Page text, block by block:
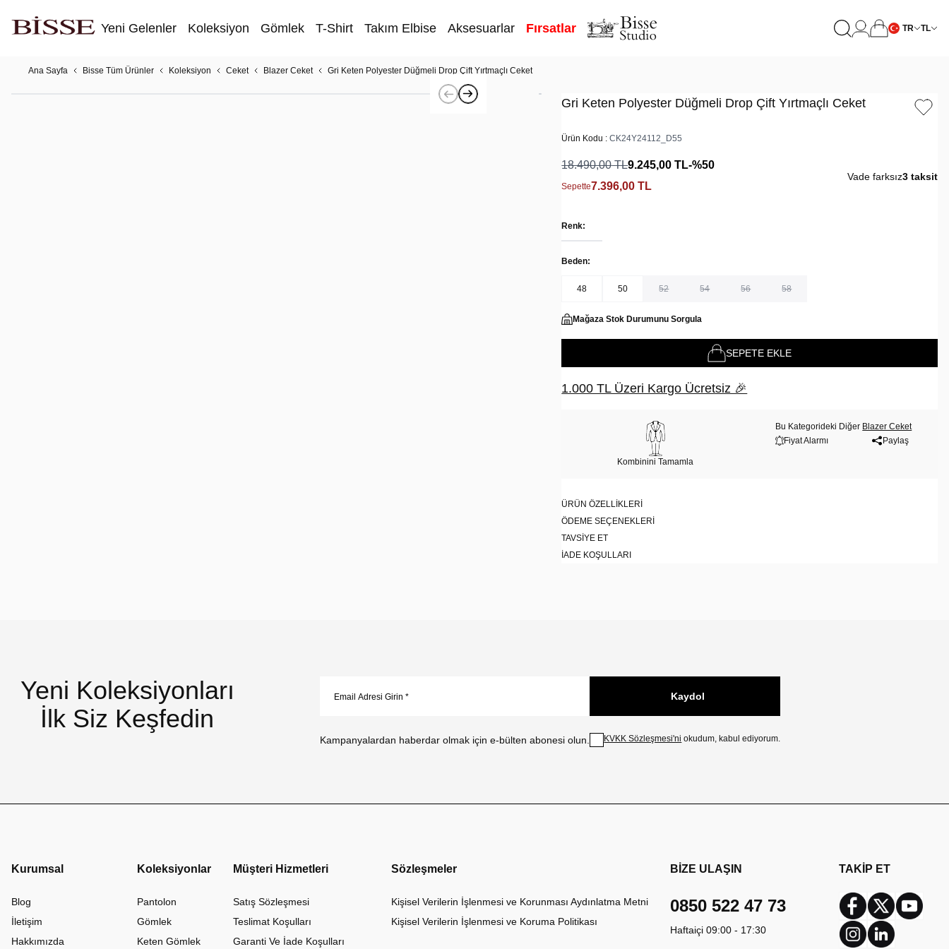
Yeni Gelenler Koleksiyon Gömlek T-Shirt Takım Elbise Aksesuarlar Fırsatlar TR TL
Ana Sayfa Bisse Tüm Ürünler Koleksiyon Ceket Blazer Ceket Gri Keten Polyester Düğmeli Drop Çift Yırtmaçlı Ceket
Gri Keten Polyester Düğmeli Drop Çift Yırtmaçlı Ceket
Ürün Kodu :CK24Y24112_D55
18.490,00TL9.245,00 TL-%50
Sepette7.396,00 TL
Vade farksız3 taksit
Renk:
Beden:
48 50 52 54 56 58
Mağaza Stok Durumunu Sorgula
SEPETE EKLE
1.000 TL Üzeri Kargo Ücretsiz 🎉
Kombinini Tamamla
Bu Kategorideki Diğer Blazer Ceket
Fiyat Alarmı
Paylaş
ÜRÜN ÖZELLIKLERI
ÖDEME SEÇENEKLERI
TAVSIYE ET
İADE KOŞULLARI
Yeni Koleksiyonları
İlk Siz Keşfedin
Kampanyalardan haberdar olmak için e-bülten abonesi olun.
Kaydol
KVKK Sözleşmesi'ni okudum, kabul ediyorum.
Kurumsal
Blog
İletişim
Hakkımızda
Koleksiyonlar
Pantolon
Gömlek
Keten Gömlek
Müşteri Hizmetleri
Satış Sözleşmesi
Teslimat Koşulları
Garanti Ve İade Koşulları
Sözleşmeler
Kişisel Verilerin İşlenmesi ve Korunması Aydınlatma Metni
Kişisel Verilerin İşlenmesi ve Koruma Politikası
BİZE ULAŞIN
0850 522 47 73
Haftaiçi 09:00 - 17:30
TAKİP ET
Facebook
Twitter
InstagramLinkedin